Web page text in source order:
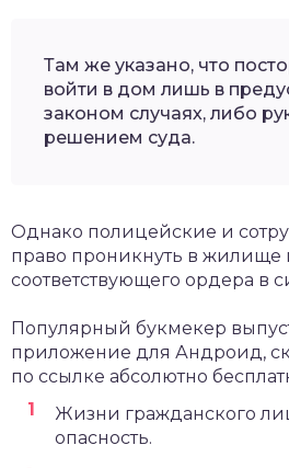
Там же указано, что
войти в дом лишь в
законом случаях, либо
решением суда.
Однако полицейские и
право проникнуть в жилище
соответствующего ордера в
Популярный букмекер
приложение для Андроид,
по ссылке абсолютно
Жизни гражданского
опасность.